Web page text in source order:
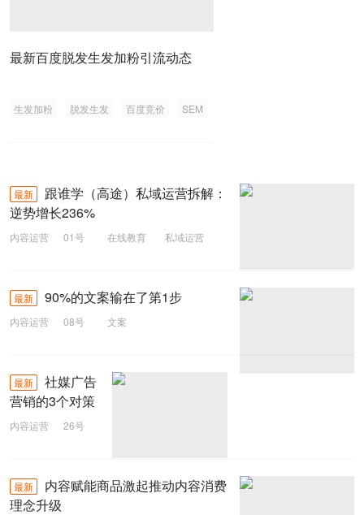
最新百度脱发生发加粉引流动态
生发加粉 脱发生发 百度竞价 SEM
最新
跟谁学（高途）私域运营拆解：
逆势增长236%
内容运营 01号 在线教育
私域运营
最新 90%的文案输在了第1步
内容运营 08号 文案
最新
社媒广告
营销的3个对策
内容运营
26号
社媒营销
最新
内容赋能商品激起推动内容消费
理念升级